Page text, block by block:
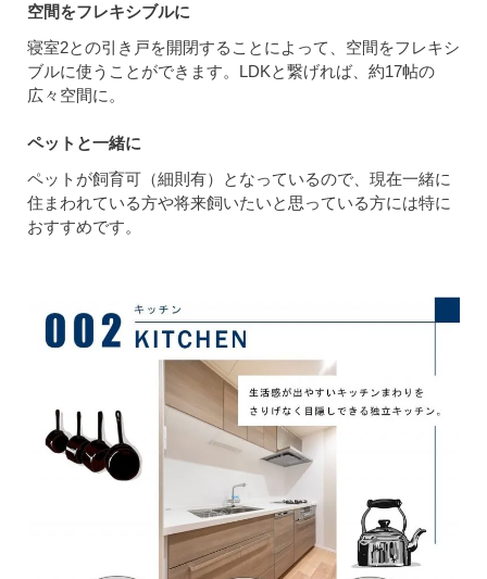
空間をフレキシブルに
寝室2との引き戸を開閉することによって、空間をフレキシ
ブルに使うことができます。LDKと繋げれば、約17帖の
広々空間に。
ペットと一緒に
ペットが飼育可（細則有）となっているので、現在一緒に
住まわれている方や将来飼いたいと思っている方には特に
おすすめです。